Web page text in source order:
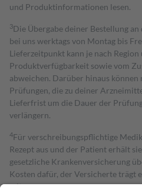
und Produktinformationen lesen.
3Die Übergabe deiner Bestellung
bei uns werktags von Montag bis
Lieferzeitpunkt kann je nach
Produktverfügbarkeit sowie vom
abweichen. Darüber hinaus
Prüfungen, die zu deiner
Lieferfrist um die Dauer der
verlängern.
4Für verschreibungspflichtige
Rezept aus und der Patient erhält
gesetzliche Krankenversicherung
Kosten dafür, der Versicherte trägt
mit.